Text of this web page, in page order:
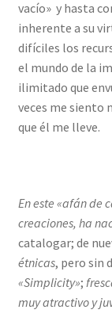
vacío» y hasta
inherente a su
difíciles los
el mundo de la
ilimitado que
veces me siento
que él me lleve.
En este «afán de
creaciones, ha
catalogar; de
étnicas, pero sin
«Simplicity»;
muy atractivo y